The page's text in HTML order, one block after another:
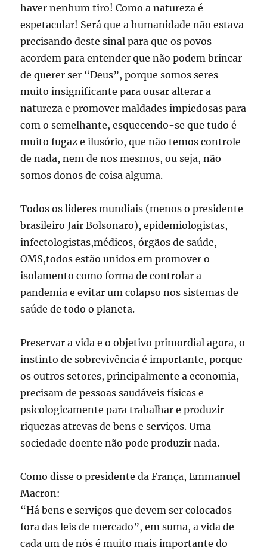
haver nenhum tiro! Como a natureza é
espetacular! Será que a humanidade não estava
precisando deste sinal para que os povos
acordem para entender que não podem brincar
de querer ser “Deus”, porque somos seres
muito insignificante para ousar alterar a
natureza e promover maldades impiedosas para
com o semelhante, esquecendo-se que tudo é
muito fugaz e ilusório, que não temos controle
de nada, nem de nos mesmos, ou seja, não
somos donos de coisa alguma.
Todos os lideres mundiais (menos o presidente
brasileiro Jair Bolsonaro), epidemiologistas,
infectologistas,médicos, órgãos de saúde,
OMS,todos estão unidos em promover o
isolamento como forma de controlar a
pandemia e evitar um colapso nos sistemas de
saúde de todo o planeta.
Preservar a vida e o objetivo primordial agora, o
instinto de sobrevivência é importante, porque
os outros setores, principalmente a economia,
precisam de pessoas saudáveis físicas e
psicologicamente para trabalhar e produzir
riquezas atrevas de bens e serviços. Uma
sociedade doente não pode produzir nada.
Como disse o presidente da França, Emmanuel
Macron:
“Há bens e serviços que devem ser colocados
fora das leis de mercado”, em suma, a vida de
cada um de nós é muito mais importante do